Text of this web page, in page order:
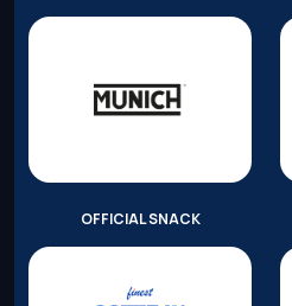
OFFICIAL SNACK